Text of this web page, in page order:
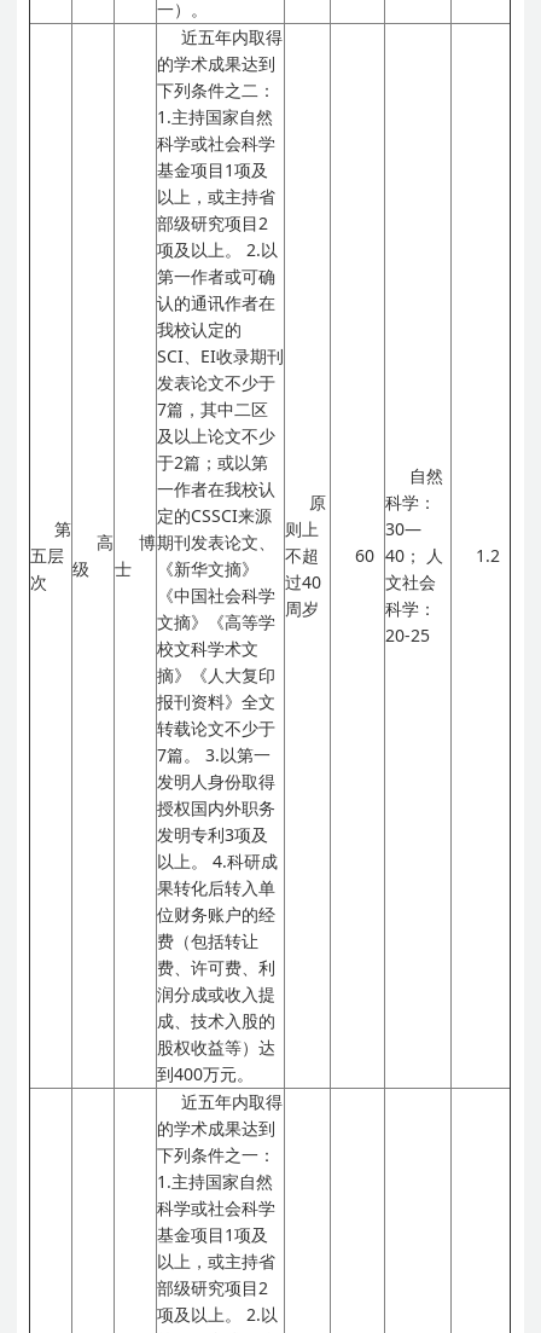
一）。
第
五层
次
高
级
博
士
近五年内取得
的学术成果达到
下列条件之二：
1.主持国家自然
科学或社会科学
基金项目1项及
以上，或主持省
部级研究项目2
项及以上。
2.以
第一作者或可确
认的通讯作者在
我校认定的
SCI、EI收录期刊
发表论文不少于
7篇，其中二区
及以上论文不少
于2篇；或以第
一作者在我校认
定的CSSCI来源
期刊发表论文、
《新华文摘》
《中国社会科学
文摘》《高等学
校文科学术文
摘》《人大复印
报刊资料》全文
转载论文不少于
7篇。
3.以第一
发明人身份取得
授权国内外职务
发明专利3项及
以上。
4.科研成
果转化后转入单
位财务账户的经
费（包括转让
费、许可费、利
润分成或收入提
成、技术入股的
股权收益等）达
到400万元。
原
则上
不超
过40
周岁
60
自然
科学：
30—
40；
人
文社会
科学：
20-25
1.2
近五年内取得
的学术成果达到
下列条件之一：
1.主持国家自然
科学或社会科学
基金项目1项及
以上，或主持省
部级研究项目2
项及以上。
2.以